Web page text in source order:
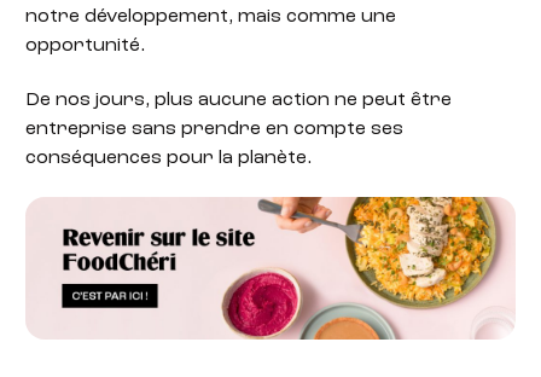
notre développement, mais comme une
opportunité.
De nos jours, plus aucune action ne peut être
entreprise sans prendre en compte ses
conséquences pour la planète.